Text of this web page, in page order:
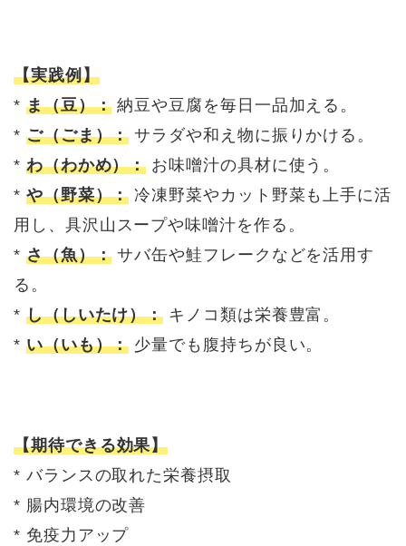
【実践例】
* ま（豆）： 納豆や豆腐を毎日一品加える。
* ご（ごま）： サラダや和え物に振りかける。
* わ（わかめ）： お味噌汁の具材に使う。
* や（野菜）： 冷凍野菜やカット野菜も上手に活
用し、具沢山スープや味噌汁を作る。
* さ（魚）： サバ缶や鮭フレークなどを活用す
る。
* し（しいたけ）： キノコ類は栄養豊富。
* い（いも）： 少量でも腹持ちが良い。
【期待できる効果】
* バランスの取れた栄養摂取
* 腸内環境の改善
* 免疫力アップ